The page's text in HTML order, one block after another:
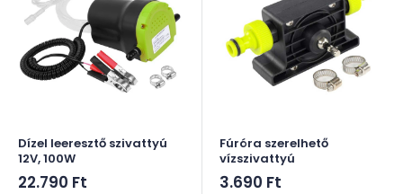
Dízel leeresztő szivattyú
12V, 100W
Akciós
22.790 Ft
Fúróra szerelhető
vízszivattyú
Akciós
3.690 Ft